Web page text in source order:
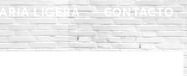
LIGERA CONTACTO